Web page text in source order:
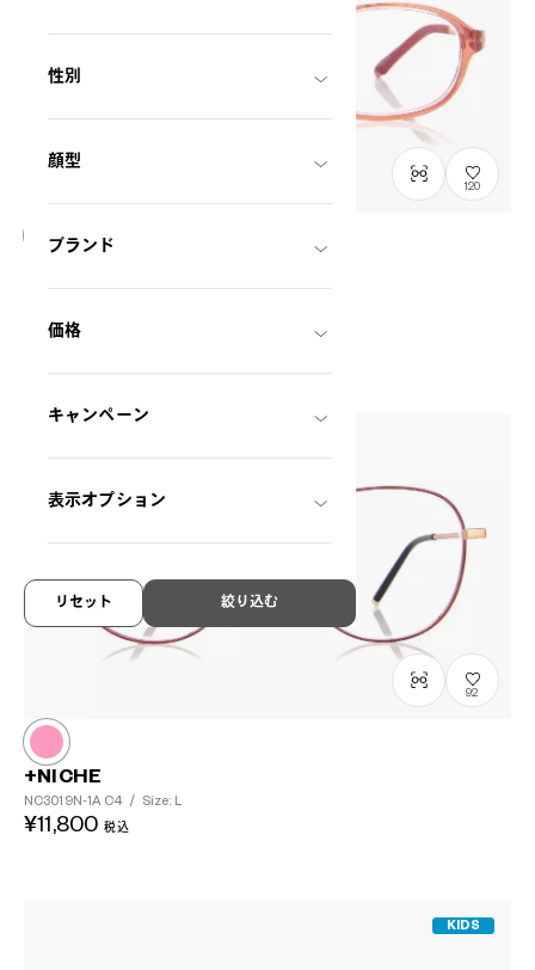
性別
顔型
ブランド
価格
キャンペーン
表示オプション
絞り込む
リセット
120
OWNDAYS | ESSENTIAL
¥6,160
92
+NICHE
NC3019N-1A C4 / Size: L
¥11,800 税込
KIDS